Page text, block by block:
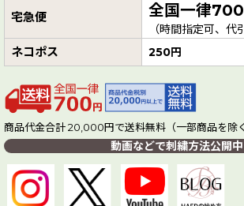
宅急便 全国一律
（時間指定可、代
ネコポス 250円
商品代金合計 20,000円で送料無料（一部商品を除く
動画などで刺繍方法公開中